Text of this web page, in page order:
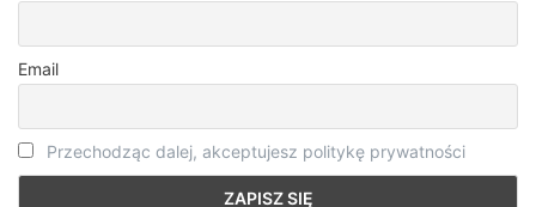
Email
Przechodząc dalej, akceptujesz politykę prywatności